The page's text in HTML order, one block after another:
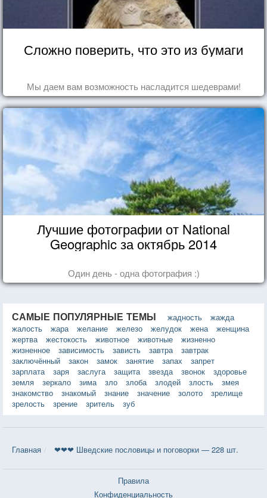
Сложно поверить, что это из бумаги
Мы даем вам возможность насладится шедеврами!
Лучшие фотографии от National
Geographic за октябрь 2014
Один день - одна фотография :)
САМЫЕ ПОПУЛЯРНЫЕ ТЕМЫ жадность
жажда
жалость
жара желание железо желудок жена
женщина
жертва
жестокость животное животные
жизненно
жизненное
зависимость зависть завтра
завтрак
заключённый
закон замок занятие запах
запрет
зарплата
заря заслуга защита звезда звонок
здоровье
земля
зеркало зима зло злоба злодей злость
змея
знакомство
знакомый знание значение золото
зрелище
зрелость
зрение зритель зуб
Главная ❤❤❤ Шведские пословицы и поговорки — 228 шт.
Правила
Конфиденциальность